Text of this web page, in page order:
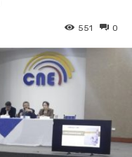
0
551